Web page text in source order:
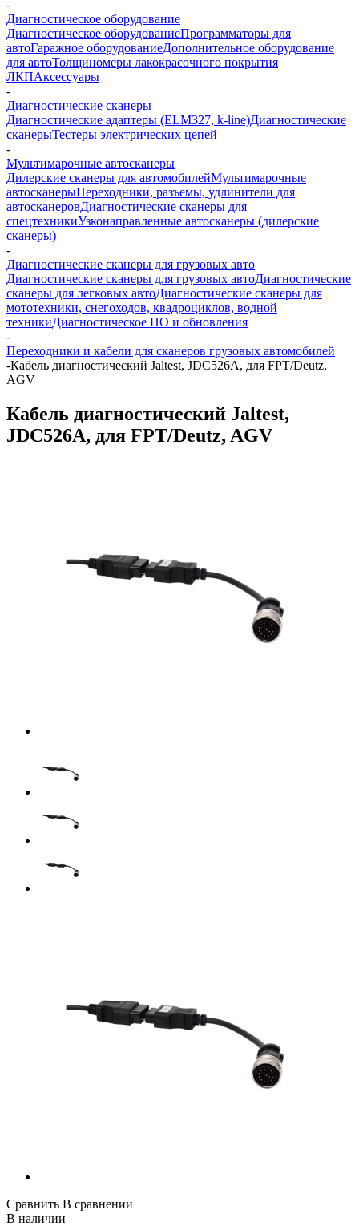
-
Диагностическое оборудование
Диагностическое оборудованиеПрограмматоры для
автоГаражное оборудованиеДополнительное оборудование
для автоТолщиномеры лакокрасочного покрытия
ЛКПАксессуары
-
Диагностические сканеры
Диагностические адаптеры (ELM327, k-line)Диагностические
сканерыТестеры электрических цепей
-
Мультимарочные автосканеры
Дилерские сканеры для автомобилейМультимарочные
автосканерыПереходники, разъемы, удлинители для
автосканеровДиагностические сканеры для
спецтехникиУзконаправленные автосканеры (дилерские
сканеры)
-
Диагностические сканеры для грузовых авто
Диагностические сканеры для грузовых автоДиагностические
сканеры для легковых автоДиагностические сканеры для
мототехники, снегоходов, квадроциклов, водной
техникиДиагностическое ПО и обновления
-
Переходники и кабели для сканеров грузовых автомобилей
-Кабель диагностический Jaltest, JDC526A, для FPT/Deutz,
AGV
Кабель диагностический Jaltest,
JDC526A, для FPT/Deutz, AGV
Сравнить В сравнении
В наличии